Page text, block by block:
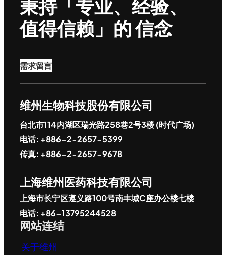
秉持「专业、经验、
值得信赖」的 信念
需求留言
维州生物科技股份有限公司
台北市114内湖区瑞光路258巷2号3楼 (时代广场)
电话: +886-2-2657-5399
传真: +886-2-2657-9678
上海维州医药科技有限公司
上海市长宁区遵义路100号南丰城C座办公楼七楼
电话: +86-13795244528
网站连结
关于维州